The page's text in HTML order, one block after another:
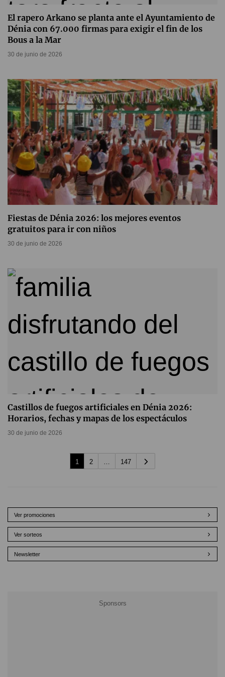
El rapero Arkano se planta ante el Ayuntamiento de
Dénia con 67.000 firmas para exigir el fin de los
Bous a la Mar
30 de junio de 2026
Fiestas de Dénia 2026: los mejores eventos
gratuitos para ir con niños
30 de junio de 2026
Castillos de fuegos artificiales en Dénia 2026:
Horarios, fechas y mapas de los espectáculos
30 de junio de 2026
1 2 … 147
Ver promociones
Ver sorteos
Newsletter